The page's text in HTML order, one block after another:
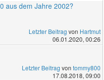
aus dem Jahre 2002?
Letzter Beitrag von Hartmut
06.01.2020, 00:26
Letzter Beitrag von tommy800
17.08.2018, 09:00